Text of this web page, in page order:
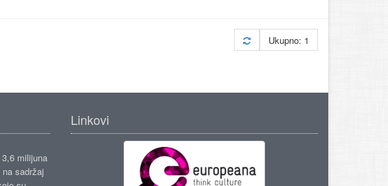
Ukupno: 1
milijuna
sadržaj
Linkovi